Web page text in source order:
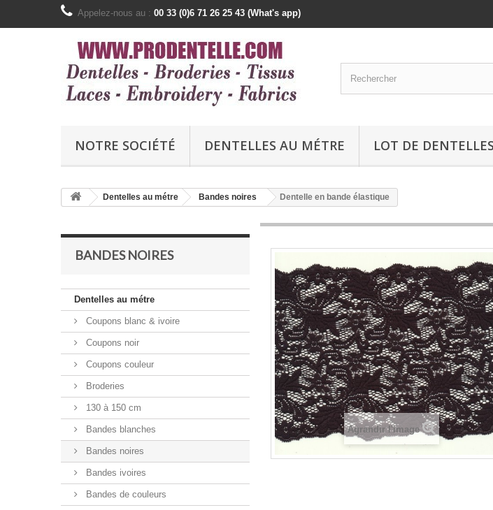
Appelez-nous au : 00 33 (0)6 71 26 25 43 (What's app)
NOTRE SOCIÉTÉ DENTELLES AU MÉTRE LOT DE DENTELLES
Dentelles au métre Bandes noires Dentelle en bande élastique
BANDES NOIRES
Dentelles au métre
Coupons blanc & ivoire
Coupons noir
Coupons couleur
Broderies
130 à 150 cm
Bandes blanches
Bandes noires
Bandes ivoires
Bandes de couleurs
Agrandir l'image